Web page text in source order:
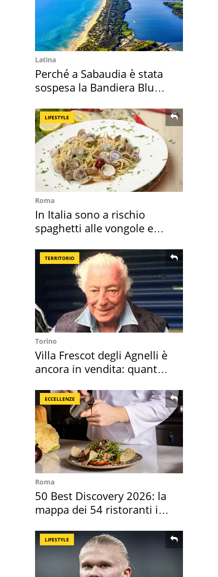
Latina
Perché a Sabaudia è stata
sospesa la Bandiera Blu
LIFESTYLE
Roma
In Italia sono a rischio
spaghetti alle vongole e
TERRITORIO
Torino
Villa Frescot degli Agnelli è
ancora in vendita: quanto
ECCELLENZE
Roma
50 Best Discovery 2026: la
mappa dei 54 ristoranti in
LIFESTYLE